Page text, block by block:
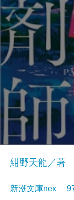
紺野天龍／著
新潮文庫nex